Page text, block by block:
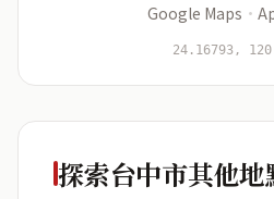
資料僅用於即時分
Google Maps ·
24.16793,
探索台中市其他地